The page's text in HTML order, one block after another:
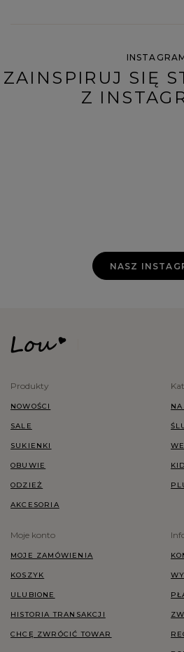
ZAINSPIRUJ SIĘ
Z
NASZ
Produkty
NOWOŚCI
SALE
SUKIENKI
OBUWIE
ODZIEŻ
AKCESORIA
Moje konto
MOJE ZAMÓWIENIA
KOSZYK
ULUBIONE
HISTORIA TRANSAKCJI
CHCĘ ZWRÓCIĆ TOWAR